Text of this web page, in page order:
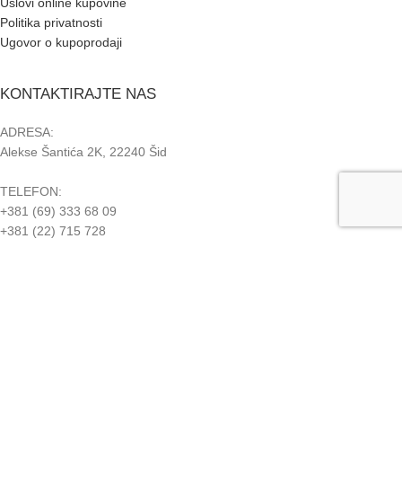
Politika privatnosti
Ugovor o kupoprodaji
KONTAKTIRAJTE NAS
ADRESA:
Alekse Šantića 2K, 22240 Šid
TELEFON:
+381 (69) 333 68 09
+381 (22) 715 728